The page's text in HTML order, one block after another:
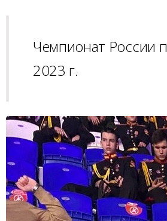
Чемпионат России
2023 г.